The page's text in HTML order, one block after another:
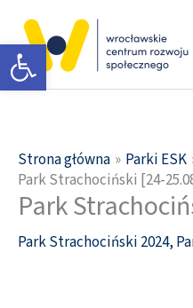
Otwórz pasek narzędzi
treści
Strona główna
Parki ESK
Park Strachociński [24-
Park
Park Strachociński 2024,